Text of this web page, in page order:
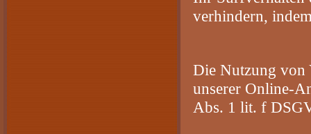
verhindern,
Die Nutzung von
unserer Online-
Abs. 1 lit. f